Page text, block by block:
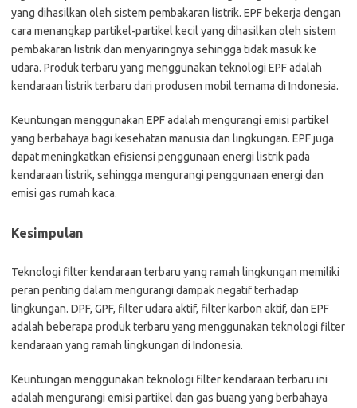
yang dihasilkan oleh sistem pembakaran listrik. EPF bekerja dengan
cara menangkap partikel-partikel kecil yang dihasilkan oleh sistem
pembakaran listrik dan menyaringnya sehingga tidak masuk ke
udara. Produk terbaru yang menggunakan teknologi EPF adalah
kendaraan listrik terbaru dari produsen mobil ternama di Indonesia.
Keuntungan menggunakan EPF adalah mengurangi emisi partikel
yang berbahaya bagi kesehatan manusia dan lingkungan. EPF juga
dapat meningkatkan efisiensi penggunaan energi listrik pada
kendaraan listrik, sehingga mengurangi penggunaan energi dan
emisi gas rumah kaca.
Kesimpulan
Teknologi filter kendaraan terbaru yang ramah lingkungan memiliki
peran penting dalam mengurangi dampak negatif terhadap
lingkungan. DPF, GPF, filter udara aktif, filter karbon aktif, dan EPF
adalah beberapa produk terbaru yang menggunakan teknologi filter
kendaraan yang ramah lingkungan di Indonesia.
Keuntungan menggunakan teknologi filter kendaraan terbaru ini
adalah mengurangi emisi partikel dan gas buang yang berbahaya